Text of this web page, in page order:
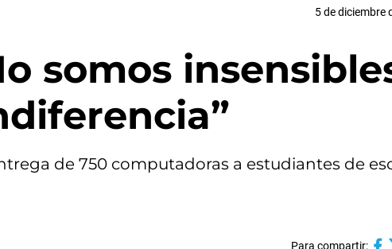
5 de diciembre
somos
de 750 computadoras a estudiantes de
Para compartir: